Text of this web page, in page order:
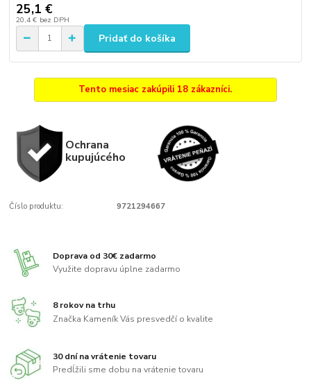
25,1 €
20,4 € bez DPH
Pridať do košíka
Tento mesiac zakúpili 18 zákazníci.
Ochrana
kupujúcého
Číslo produktu: 9721294667
Doprava od 30€ zadarmo
Využite dopravu úplne zadarmo
8 rokov na trhu
Značka Kameník Vás presvedčí o kvalite
30 dní na vrátenie tovaru
Predĺžili sme dobu na vrátenie tovaru